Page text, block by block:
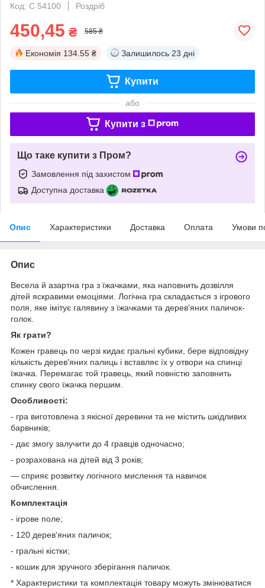
Код: C 54100
Роздріб
450,45 ₴ 585 ₴
Економія 134.55 ₴ Залишилось 23 дні
Купити
або
Купити з
Що таке купити з Пром?
Замовлення під захистом
Доступна доставка
Опис Характеристики Доставка Оплата Умови
Опис
Весела й азартна гра з їжачками, яка наповнить дозвілля
дітей яскравими емоціями. Логічна гра складається з ігрового
поля, яке імітує галявину з їжачками та дерев'яних паличок-
голок.
Як грати?
Кожен гравець по черзі кидає гральні кубики, бере відповідну
кількість дерев'яних палиць і вставляє їх у отвори на спинці
їжачка. Перемагає той гравець, який повністю заповнить
спинку свого їжачка першим.
Особливості:
- гра виготовлена з якісної деревини та не містить шкідливих
барвників;
- дає змогу залучити до 4 гравців одночасно;
- розрахована на дітей від 3 років;
— сприяє розвитку логічного мислення та навичок
обчислення.
Комплектація
- ігрове поле;
- 120 дерев'яних паличок;
- гральні кістки;
- кошик для зручного зберігання паличок.
* Характеристики та комплектація товару можуть змінюватися